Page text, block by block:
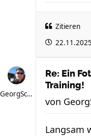
Zitieren
GeorgSchoenegger
Re: Ein
Training!
von
Langsam